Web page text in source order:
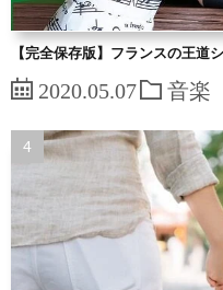
【完全保存版】フランスの王道
2020.05.07 音楽